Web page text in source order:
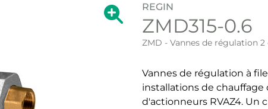
Agrandir l’image
Agrandir
REGIN
ZMD315-0.6
ZMD - Vannes de régulation 2
Vannes de régulation à
installations de
d'actionneurs RVAZ4.